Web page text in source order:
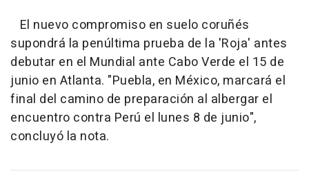
El nuevo compromiso en suelo coruñés
supondrá la penúltima prueba de la 'Roja' antes
debutar en el Mundial ante Cabo Verde el 15 de
junio en Atlanta. "Puebla, en México, marcará el
final del camino de preparación al albergar el
encuentro contra Perú el lunes 8 de junio",
concluyó la nota.